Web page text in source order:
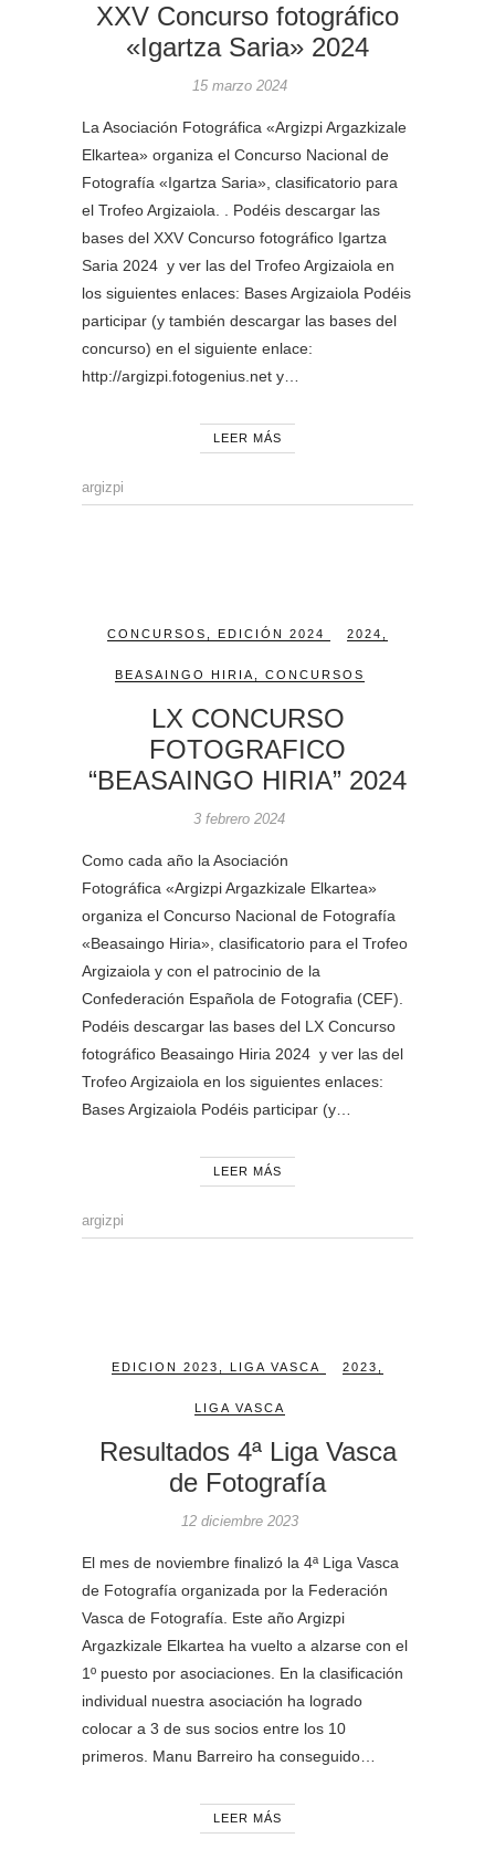
XXV Concurso fotográfico
«Igartza Saria» 2024
15 marzo 2024
La Asociación Fotográfica «Argizpi Argazkizale
Elkartea» organiza el Concurso Nacional de
Fotografía «Igartza Saria», clasificatorio para
el Trofeo Argizaiola. . Podéis descargar las
bases del XXV Concurso fotográfico Igartza
Saria 2024 y ver las del Trofeo Argizaiola en
los siguientes enlaces: Bases Argizaiola Podéis
participar (y también descargar las bases del
concurso) en el siguiente enlace:
http://argizpi.fotogenius.net y…
LEER MÁS
argizpi
CONCURSOS EDICIÓN 2024 2024
BEASAINGO HIRIA CONCURSOS
LX CONCURSO
FOTOGRAFICO
“BEASAINGO HIRIA” 2024
3 febrero 2024
Como cada año la Asociación
Fotográfica «Argizpi Argazkizale Elkartea»
organiza el Concurso Nacional de Fotografía
«Beasaingo Hiria», clasificatorio para el Trofeo
Argizaiola y con el patrocinio de la
Confederación Española de Fotografia (CEF).
Podéis descargar las bases del LX Concurso
fotográfico Beasaingo Hiria 2024 y ver las del
Trofeo Argizaiola en los siguientes enlaces:
Bases Argizaiola Podéis participar (y…
LEER MÁS
argizpi
EDICION 2023 LIGA VASCA 2023
LIGA VASCA
Resultados 4ª Liga Vasca
de Fotografía
12 diciembre 2023
El mes de noviembre finalizó la 4ª Liga Vasca
de Fotografía organizada por la Federación
Vasca de Fotografía. Este año Argizpi
Argazkizale Elkartea ha vuelto a alzarse con el
1º puesto por asociaciones. En la clasificación
individual nuestra asociación ha logrado
colocar a 3 de sus socios entre los 10
primeros. Manu Barreiro ha conseguido…
LEER MÁS